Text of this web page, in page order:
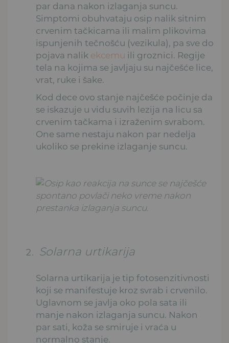
par dana nakon izlaganja suncu.
Simptomi obuhvataju osip nalik sitnim
crvenim tačkicama ili malim plikovima
ispunjenih tečnošću (vezikula), pa sve do
pojava nalik ekcemu ili groznici. Regije
tela na kojima se javljaju su najčešće lice,
vrat, ruke i šake.
Kod dece ovo stanje najčešće počinje da
se iskazuje u vidu suvih lezija na licu sa
crvenim tačkama i izraženim svrabom.
One same nestaju nakon par nedelja
ukoliko se prekine izlaganje suncu.
Solarna urtikarija
Solarna urtikarija je tip fotosenzitivnosti
koji se manifestuje kroz svrab i crvenilo.
Uglavnom se javlja oko pola sata ili
manje nakon izlaganja suncu. Nakon
par sati, koža se smiruje i vraća u
normalno stanje.